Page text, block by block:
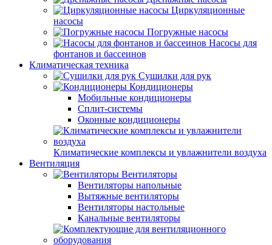
Циркуляционные
насосы
Погружные насосы
Насосы для
фонтанов и бассеинов
Климатическая техника
Сушилки для рук
Кондиционеры
Мобильные кондиционеры
Сплит-системы
Оконные кондиционеры
Климатические комплексы и увлажнители воздуха
Вентиляция
Вентиляторы
Вентиляторы напольные
Вытяжные вентиляторы
Вентиляторы настольные
Канальные вентиляторы